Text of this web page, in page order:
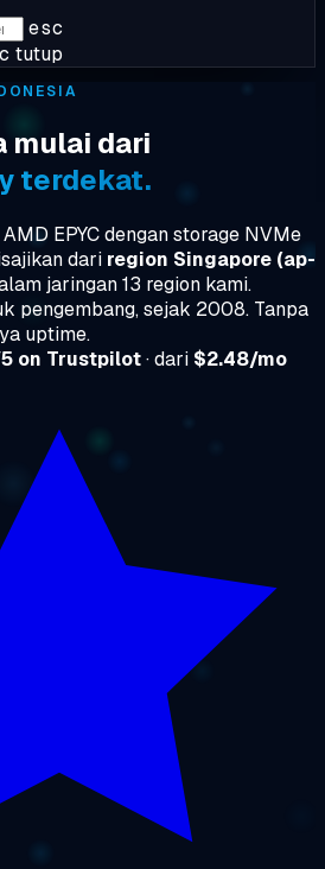
esc
tutup
mulai dari
terdekat.
EPYC dengan storage NVMe
dari region Singapore (ap-
jaringan 13 region kami.
pengembang, sejak 2008. Tanpa
uptime.
on Trustpilot· dari $2.48/mo